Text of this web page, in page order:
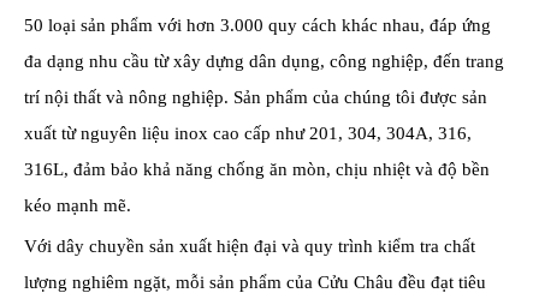
50 loại sản phẩm với hơn 3.000 quy cách khác nhau, đáp ứng
đa dạng nhu cầu từ xây dựng dân dụng, công nghiệp, đến trang
trí nội thất và nông nghiệp. Sản phẩm của chúng tôi được sản
xuất từ nguyên liệu inox cao cấp như 201, 304, 304A, 316,
316L, đảm bảo khả năng chống ăn mòn, chịu nhiệt và độ bền
kéo mạnh mẽ.
Với dây chuyền sản xuất hiện đại và quy trình kiểm tra chất
lượng nghiêm ngặt, mỗi sản phẩm của Cửu Châu đều đạt tiêu